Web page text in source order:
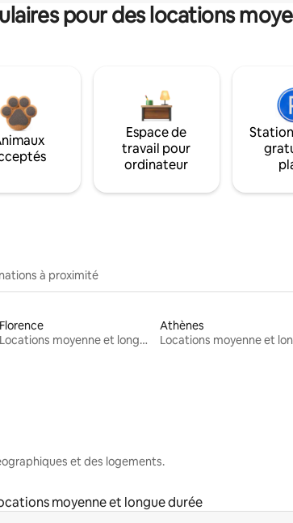
pour des locations
Espace de
travail pour
ordinateur
à proximité
Florence
Locations moyenne et longue durée
Athènes
et des logements.
moyenne et longue durée